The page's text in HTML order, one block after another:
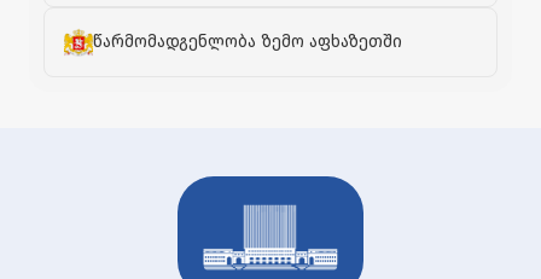
წარმომადგენლობა ზემო აფხაზეთში